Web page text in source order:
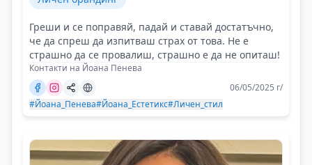
Греши и се поправяй, падай и ставай достатъчно,
че да спреш да изпитваш страх от това. Не е
страшно да се провалиш, страшно е да не опиташ!
Контакти на Йоана Пенева
06/05/2025 г/
#Йоана_Пенева#Йоана_Естетикс#Личен_стил